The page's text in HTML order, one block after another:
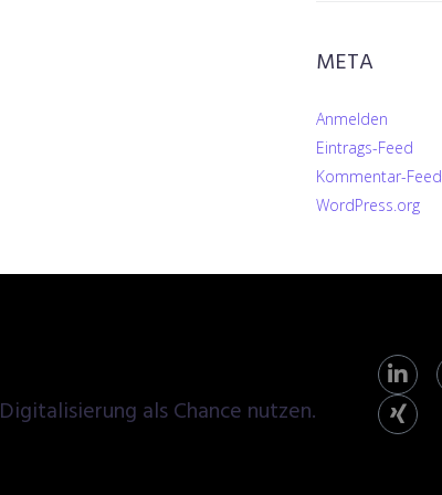
META
Anmelden
Eintrags-Feed
Kommentar-Feed
WordPress.org
Digitalisierung als Chance nutzen.